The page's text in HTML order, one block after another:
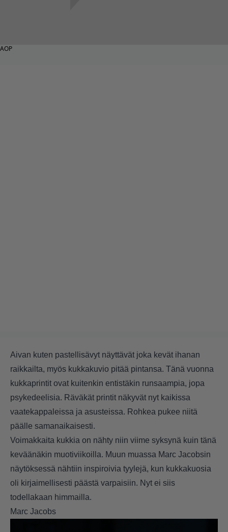
AOP
Aivan kuten pastellisävyt näyttävät joka kevät ihanan
raikkailta, myös kukkakuvio pitää pintansa. Tänä vuonna
kukkaprintit ovat kuitenkin entistäkin runsaampia, jopa
psykedeelisia. Räväkät printit näkyvät nyt kaikissa
vaatekappaleissa ja asusteissa. Rohkea pukee niitä
päälle samanaikaisesti.
Voimakkaita kukkia on nähty niin viime syksynä kuin tänä
keväänäkin muotiviikoilla. Muun muassa Marc Jacobsin
näytöksessä nähtiin inspiroivia tyylejä, kun kukkakuosia
oli kirjaimellisesti päästä varpaisiin. Nyt ei siis
todellakaan himmailla.
Marc Jacobs